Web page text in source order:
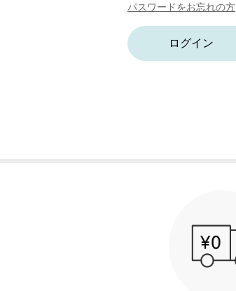
パスワードをお忘れの方
ログイン